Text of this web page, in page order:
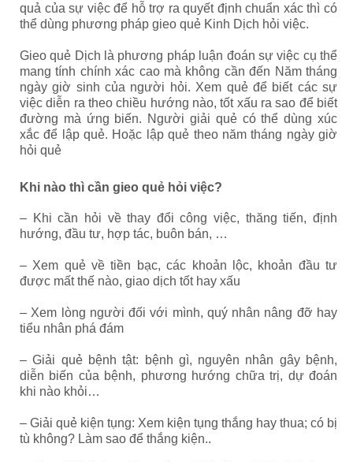
quả của sự việc để hỗ trợ ra quyết định chuẩn xác thì có
thể dùng phương pháp gieo quẻ Kinh Dịch hỏi việc.
Gieo quẻ Dịch là phương pháp luận đoán sự việc cụ thể
mang tính chính xác cao mà không cần đến Năm tháng
ngày giờ sinh của người hỏi. Xem quẻ để biết các sự
việc diễn ra theo chiều hướng nào, tốt xấu ra sao để biết
đường mà ứng biến. Người giải quẻ có thể dùng xúc
xắc để lập quẻ. Hoặc lập quẻ theo năm tháng ngày giờ
hỏi quẻ
Khi nào thì cần gieo quẻ hỏi việc?
– Khi cần hỏi về thay đổi công việc, thăng tiến, định
hướng, đầu tư, hợp tác, buôn bán, …
– Xem quẻ về tiền bạc, các khoản lộc, khoản đầu tư
được mất thế nào, giao dịch tốt hay xấu
– Xem lòng người đối với mình, quý nhân nâng đỡ hay
tiểu nhân phá đám
– Giải quẻ bệnh tật: bệnh gì, nguyên nhân gây bệnh,
diễn biến của bệnh, phương hướng chữa trị, dự đoán
khi nào khỏi…
– Giải quẻ kiện tụng: Xem kiện tụng thắng hay thua; có bị
tù không? Làm sao để thắng kiện..